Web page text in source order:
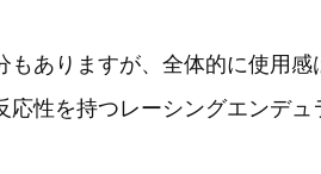
ありますが、全体的に使用
性を持つレーシングエンデ